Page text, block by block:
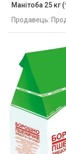
Манітоба 25 кг
Продавець: